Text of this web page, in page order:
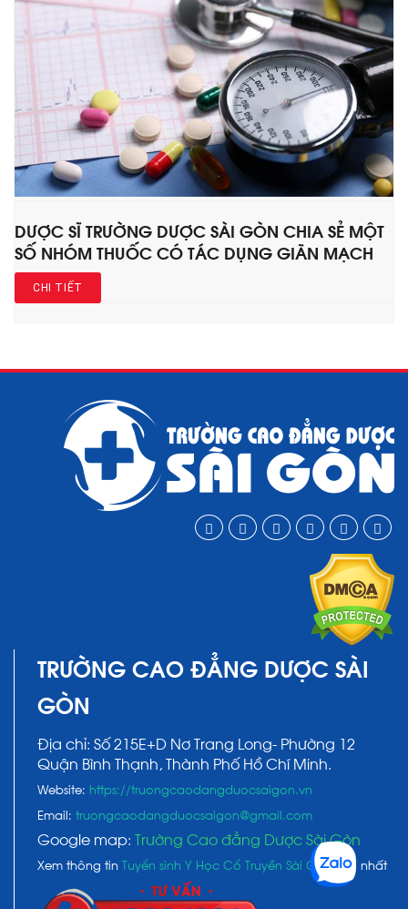
DƯỢC SĨ TRƯỜNG DƯỢC SÀI GÒN CHIA SẺ MỘT
SỐ NHÓM THUỐC CÓ TÁC DỤNG GIÃN MẠCH
CHI TIẾT
TRƯỜNG CAO ĐẲNG DƯỢC SÀI
GÒN
Địa chỉ: Số 215E+D Nơ Trang Long- Phường 12
Quận Bình Thạnh, Thành Phố Hồ Chí Minh.
Website: https://truongcaodangduocsaigon.vn
Email: truongcaodangduocsaigon@gmail.com
Google map: Trường Cao đẳng Dược Sài Gòn
Xem thông tin Tuyển sinh Y Học Cổ Truyền Sài Gònmới nhất